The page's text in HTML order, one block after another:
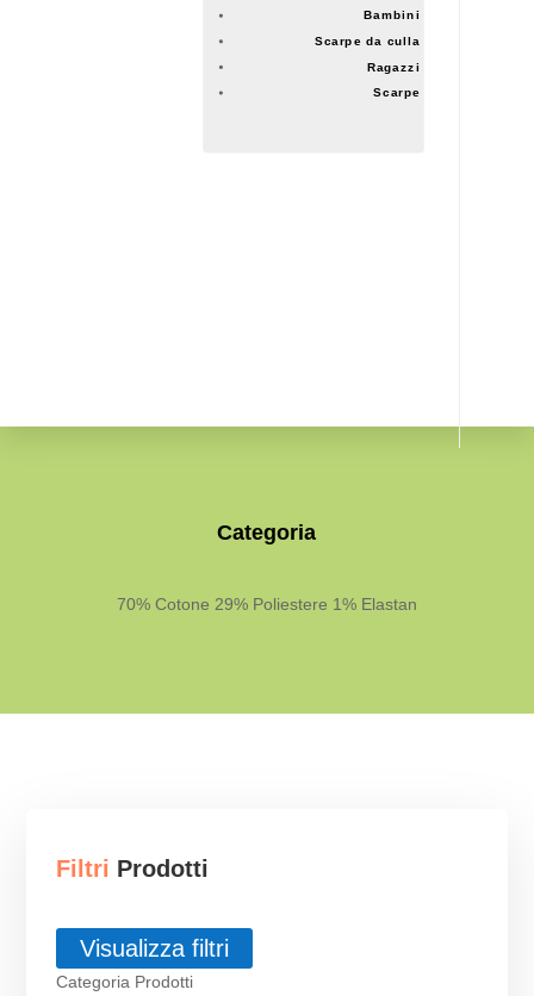
Bambini
Scarpe da culla
Ragazzi
Scarpe
Categoria
70% Cotone 29% Poliestere 1% Elastan
Filtri Prodotti
Visualizza filtri
Categoria Prodotti